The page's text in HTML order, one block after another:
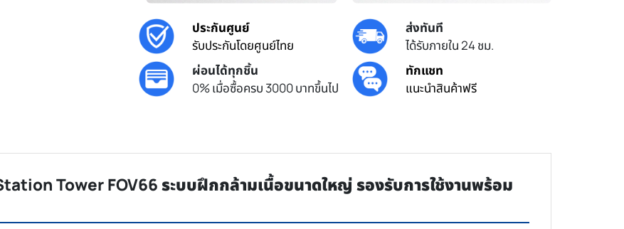
ประกันศูนย์
รับประกันโดยศูนย์ไทย
ส่งทันที
ได้รับภายใน 24 ชม.
ผ่อนได้ทุกชิ้น
0% เมื่อซื้อครบ 3000 บาทขึ้นไป
ทักแชท
แนะนำสินค้าฟรี
Tower FOV66 ระบบฝึกกล้ามเนื้อขนาดใหญ่ รองรับการใช้งานพร้อม